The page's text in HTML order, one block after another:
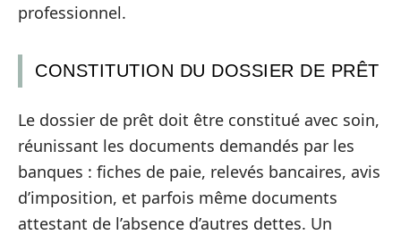
professionnel.
CONSTITUTION DU DOSSIER DE PRÊT
Le dossier de prêt doit être constitué avec soin,
réunissant les documents demandés par les
banques : fiches de paie, relevés bancaires, avis
d’imposition, et parfois même documents
attestant de l’absence d’autres dettes. Un